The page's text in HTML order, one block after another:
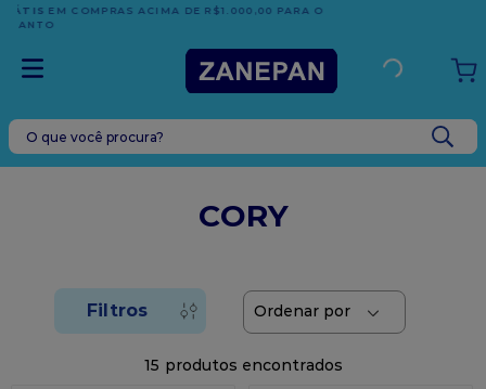
TRADIÇÃO E CONFIANÇA DESDE 2001
O que você procura?
CORY
15
TERMOS MAIS BUSCADOS
top harald
vabene